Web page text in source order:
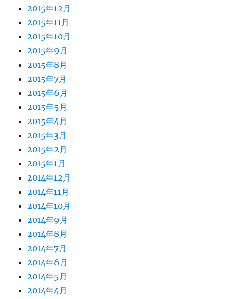
2015年12月
2015年11月
2015年10月
2015年9月
2015年8月
2015年7月
2015年6月
2015年5月
2015年4月
2015年3月
2015年2月
2015年1月
2014年12月
2014年11月
2014年10月
2014年9月
2014年8月
2014年7月
2014年6月
2014年5月
2014年4月